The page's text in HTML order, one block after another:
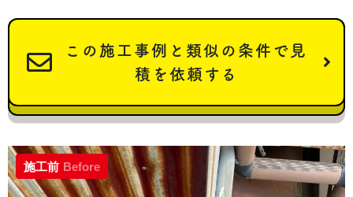
この施工事例と類似の条件で見
積を依頼する
施工前 Before